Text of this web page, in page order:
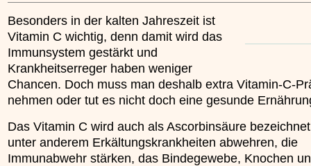
Besonders in der kalten Jahreszeit ist
Vitamin C wichtig, denn damit wird das
Immunsystem gestärkt und
Krankheitserreger haben weniger
Chancen. Doch muss man deshalb extra Vitamin-C-
nehmen oder tut es nicht doch eine gesunde
Das Vitamin C wird auch als Ascorbinsäure
unter anderem Erkältungskrankheiten abwehren, die
Immunabwehr stärken, das Bindegewebe, Knochen
Erfahrungen mit und
»»»